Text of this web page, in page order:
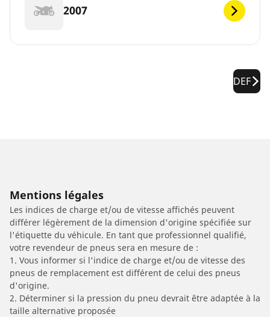
2007
DEF
Mentions légales
Les indices de charge et/ou de vitesse affichés peuvent
différer légèrement de la dimension d'origine spécifiée sur
l'étiquette du véhicule. En tant que professionnel qualifié,
votre revendeur de pneus sera en mesure de :
1. Vous informer si l'indice de charge et/ou de vitesse des
pneus de remplacement est différent de celui des pneus
d'origine.
2. Déterminer si la pression du pneu devrait être adaptée à la
taille alternative proposée